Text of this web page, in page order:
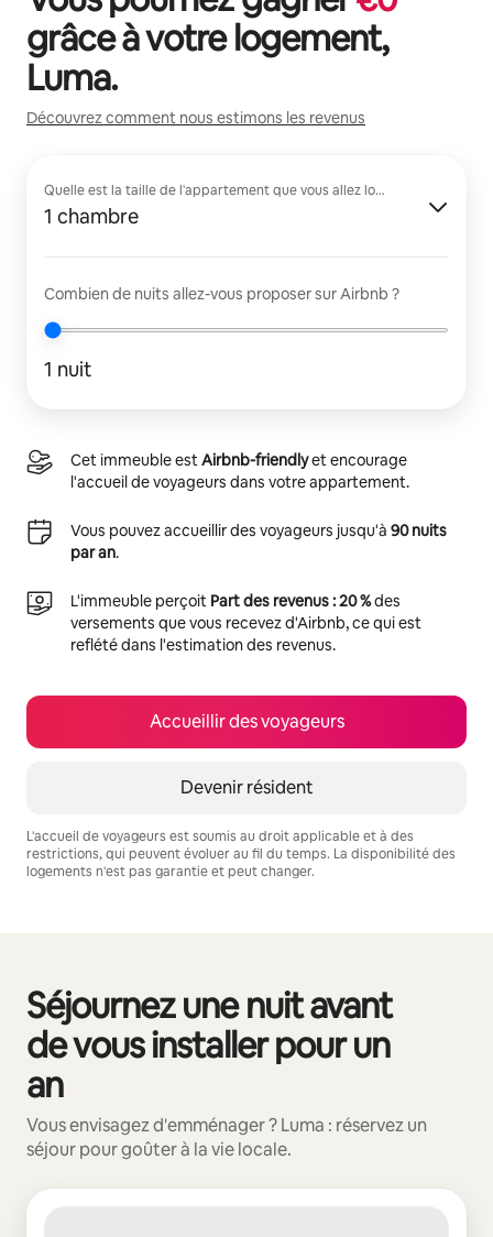
grâce à votre logement,
Luma.
Découvrez comment nous estimons les revenus
Quelle est la taille de l'appartement que vous allez louer ?
1 chambre
Combien de nuits allez-vous proposer sur Airbnb ?
1 nuit
Cet immeuble estAirbnb-friendlyet encourage
l'accueil de voyageurs dans votre appartement.
Vous pouvez accueillir des voyageurs jusqu'à 90 nuits
par an.
L'immeuble perçoit Part des revenus : 20 %des
versements que vous recevez d'Airbnb, ce qui est
reflété dans l'estimation des revenus.
Accueillir des voyageurs
Devenir résident
L'accueil de voyageurs est soumis au droit applicable et à des
restrictions, qui peuvent évoluer au fil du temps. La disponibilité des
logements n'est pas garantie et peut changer.
Séjournez une nuit avant
de vous installer pour un
an
Vous envisagez d'emménager ? Luma : réservez un
séjour pour goûter à la vie locale.
0 sur 0 élément visible